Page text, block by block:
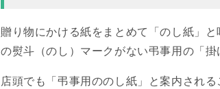
贈り物にかける紙をまとめて「のし紙」
の熨斗（のし）マークがない弔事用の「
店頭でも「弔事用ののし紙」と案内され